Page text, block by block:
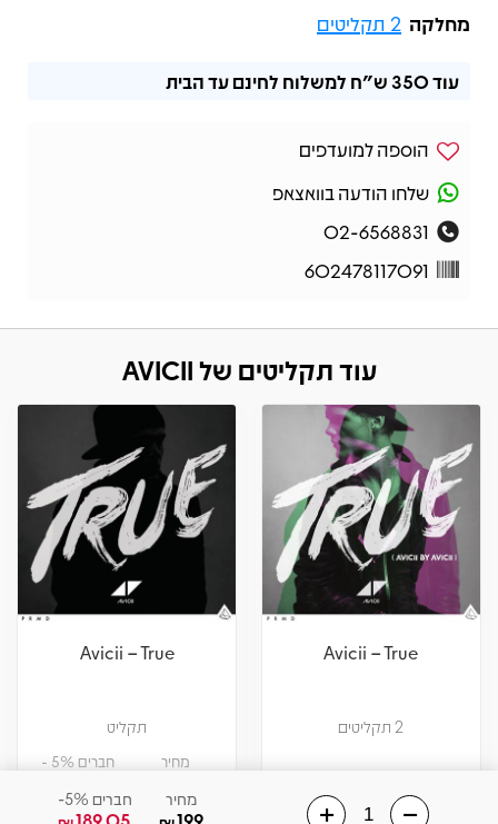
מחלקה 2 תקליטים
מחיר חברים 5%-
עוד350 ש"ח למשלוח לחינם עד הבית
הוספה למועדפים
שלחו הודעה בוואצאפ
02-6568831
602478117091
עוד תקליטים של AVICII
Avicii – True
2 תקליטים
Avicii – True
תקליט
מחיר חברים 5% -